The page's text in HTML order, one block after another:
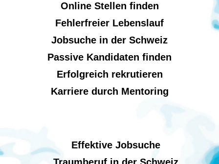
Online Stellen finden
Fehlerfreier Lebenslauf
Jobsuche in der Schweiz
Passive Kandidaten finden
Erfolgreich rekrutieren
Karriere durch Mentoring
Effektive Jobsuche